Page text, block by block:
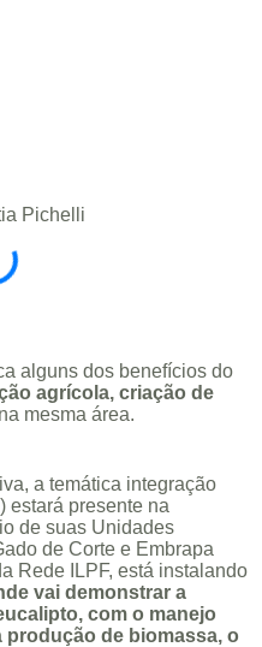
Pichelli
alguns dos benefícios do
agrícola, criação de
na mesma área.
a temática integração
estará presente na
de suas Unidades
de Corte e Embrapa
Rede ILPF, está instalando
vai demonstrar a
com o manejo
de biomassa, o